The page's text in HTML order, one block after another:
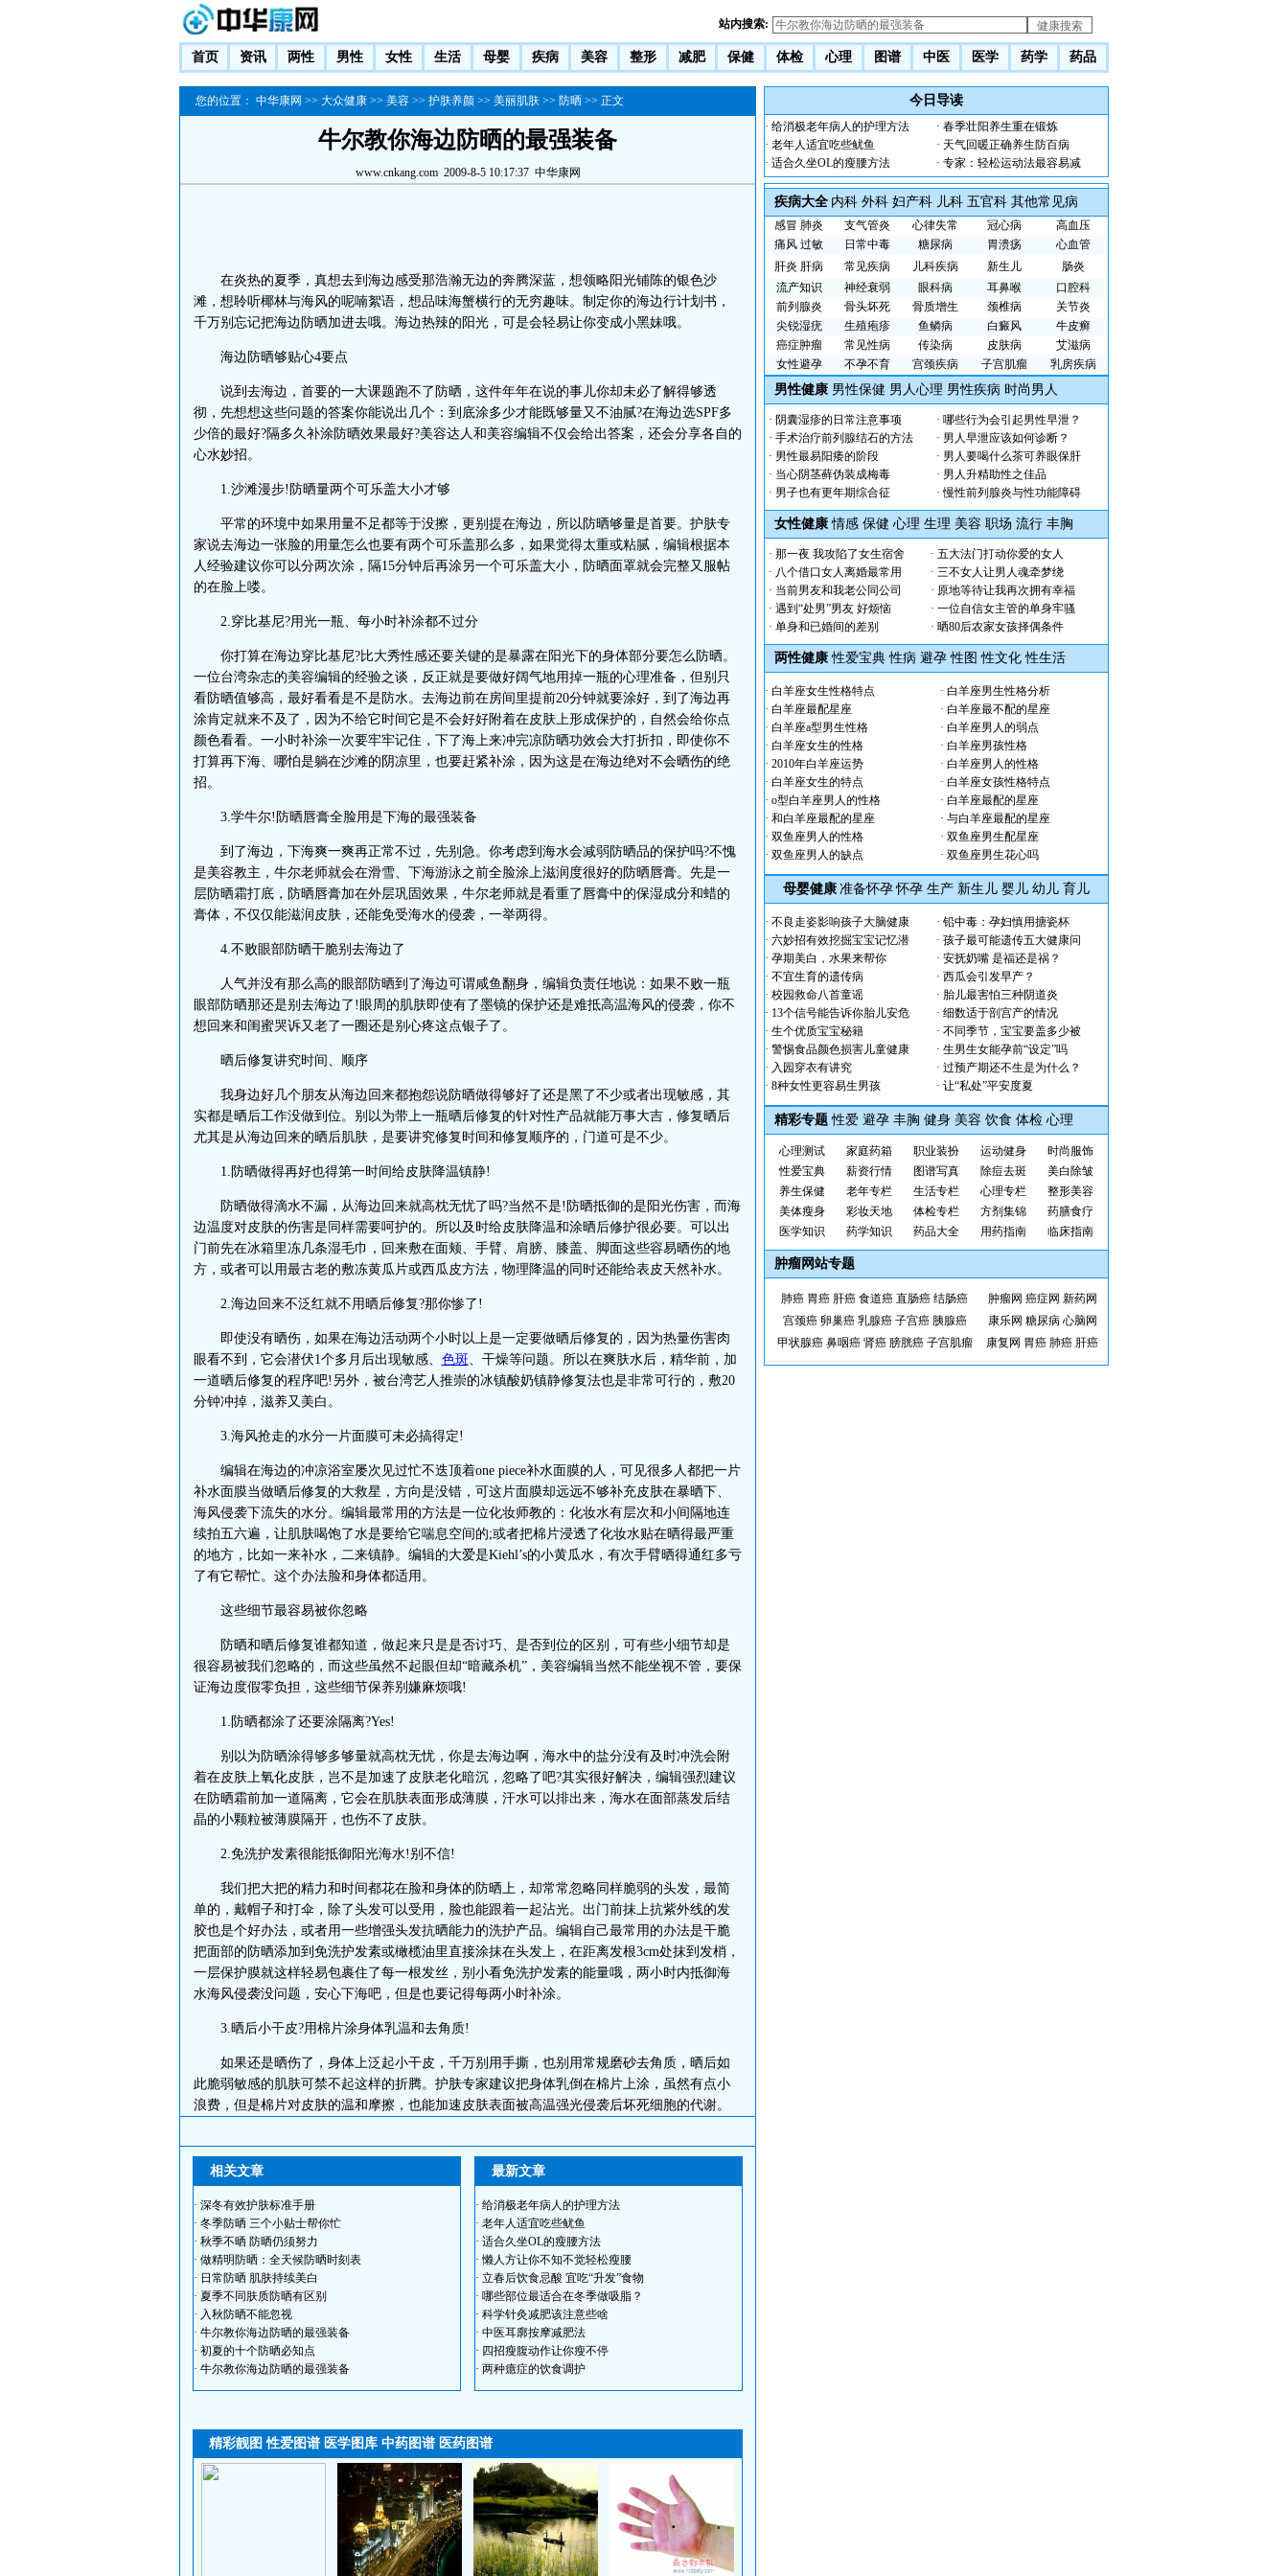
站内搜索:
首页 资讯 两性 男性 女性 生活 母婴 疾病 美容 整形 减肥 保健 体检 心理 图谱 中医 医学 药学 药品
您的位置： 中华康网 >> 大众健康 >> 美容 >> 护肤养颜 >> 美丽肌肤 >> 防晒 >> 正文
牛尔教你海边防晒的最强装备
www.cnkang.com2009-8-5 10:17:37 中华康网
在炎热的夏季，真想去到海边感受那浩瀚无边的奔腾深蓝，想领略阳光铺陈的银色沙
滩，想聆听椰林与海风的呢喃絮语，想品味海蟹横行的无穷趣味。制定你的海边行计划书，
千万别忘记把海边防晒加进去哦。海边热辣的阳光，可是会轻易让你变成小黑妹哦。
海边防晒够贴心4要点
说到去海边，首要的一大课题跑不了防晒，这件年年在说的事儿你却未必了解得够透
彻，先想想这些问题的答案你能说出几个：到底涂多少才能既够量又不油腻?在海边选SPF多
少倍的最好?隔多久补涂防晒效果最好?美容达人和美容编辑不仅会给出答案，还会分享各自的
心水妙招。
1.沙滩漫步!防晒量两个可乐盖大小才够
平常的环境中如果用量不足都等于没擦，更别提在海边，所以防晒够量是首要。护肤专
家说去海边一张脸的用量怎么也要有两个可乐盖那么多，如果觉得太重或粘腻，编辑根据本
人经验建议你可以分两次涂，隔15分钟后再涂另一个可乐盖大小，防晒面罩就会完整又服帖
的在脸上喽。
2.穿比基尼?用光一瓶、每小时补涂都不过分
你打算在海边穿比基尼?比大秀性感还要关键的是暴露在阳光下的身体部分要怎么防晒。
一位台湾杂志的美容编辑的经验之谈，反正就是要做好阔气地用掉一瓶的心理准备，但别只
看防晒值够高，最好看看是不是防水。去海边前在房间里提前20分钟就要涂好，到了海边再
涂肯定就来不及了，因为不给它时间它是不会好好附着在皮肤上形成保护的，自然会给你点
颜色看看。一小时补涂一次要牢牢记住，下了海上来冲完凉防晒功效会大打折扣，即使你不
打算再下海、哪怕是躺在沙滩的阴凉里，也要赶紧补涂，因为这是在海边绝对不会晒伤的绝
招。
3.学牛尔!防晒唇膏全脸用是下海的最强装备
到了海边，下海爽一爽再正常不过，先别急。你考虑到海水会减弱防晒品的保护吗?不愧
是美容教主，牛尔老师就会在滑雪、下海游泳之前全脸涂上滋润度很好的防晒唇膏。先是一
层防晒霜打底，防晒唇膏加在外层巩固效果，牛尔老师就是看重了唇膏中的保湿成分和蜡的
膏体，不仅仅能滋润皮肤，还能免受海水的侵袭，一举两得。
4.不败眼部防晒干脆别去海边了
人气并没有那么高的眼部防晒到了海边可谓咸鱼翻身，编辑负责任地说：如果不败一瓶
眼部防晒那还是别去海边了!眼周的肌肤即使有了墨镜的保护还是难抵高温海风的侵袭，你不
想回来和闺蜜哭诉又老了一圈还是别心疼这点银子了。
晒后修复讲究时间、顺序
我身边好几个朋友从海边回来都抱怨说防晒做得够好了还是黑了不少或者出现敏感，其
实都是晒后工作没做到位。别以为带上一瓶晒后修复的针对性产品就能万事大吉，修复晒后
尤其是从海边回来的晒后肌肤，是要讲究修复时间和修复顺序的，门道可是不少。
1.防晒做得再好也得第一时间给皮肤降温镇静!
防晒做得滴水不漏，从海边回来就高枕无忧了吗?当然不是!防晒抵御的是阳光伤害，而海
边温度对皮肤的伤害是同样需要呵护的。所以及时给皮肤降温和涂晒后修护很必要。可以出
门前先在冰箱里冻几条湿毛巾，回来敷在面颊、手臂、肩膀、膝盖、脚面这些容易晒伤的地
方，或者可以用最古老的敷冻黄瓜片或西瓜皮方法，物理降温的同时还能给表皮天然补水。
2.海边回来不泛红就不用晒后修复?那你惨了!
即使没有晒伤，如果在海边活动两个小时以上是一定要做晒后修复的，因为热量伤害肉
眼看不到，它会潜伏1个多月后出现敏感、 色斑、干燥等问题。所以在爽肤水后，精华前，加
一道晒后修复的程序吧!另外，被台湾艺人推崇的冰镇酸奶镇静修复法也是非常可行的，敷20
分钟冲掉，滋养又美白。
3.海风抢走的水分一片面膜可未必搞得定!
编辑在海边的冲凉浴室屡次见过忙不迭顶着one piece补水面膜的人，可见很多人都把一片
补水面膜当做晒后修复的大救星，方向是没错，可这片面膜却远远不够补充皮肤在暴晒下、
海风侵袭下流失的水分。编辑最常用的方法是一位化妆师教的：化妆水有层次和小间隔地连
续拍五六遍，让肌肤喝饱了水是要给它喘息空间的;或者把棉片浸透了化妆水贴在晒得最严重
的地方，比如一来补水，二来镇静。编辑的大爱是Kiehl’s的小黄瓜水，有次手臂晒得通红多亏
了有它帮忙。这个办法脸和身体都适用。
这些细节最容易被你忽略
防晒和晒后修复谁都知道，做起来只是是否讨巧、是否到位的区别，可有些小细节却是
很容易被我们忽略的，而这些虽然不起眼但却“暗藏杀机”，美容编辑当然不能坐视不管，要保
证海边度假零负担，这些细节保养别嫌麻烦哦!
1.防晒都涂了还要涂隔离?Yes!
别以为防晒涂得够多够量就高枕无忧，你是去海边啊，海水中的盐分没有及时冲洗会附
着在皮肤上氧化皮肤，岂不是加速了皮肤老化暗沉，忽略了吧?其实很好解决，编辑强烈建议
在防晒霜前加一道隔离，它会在肌肤表面形成薄膜，汗水可以排出来，海水在面部蒸发后结
晶的小颗粒被薄膜隔开，也伤不了皮肤。
2.免洗护发素很能抵御阳光海水!别不信!
我们把大把的精力和时间都花在脸和身体的防晒上，却常常忽略同样脆弱的头发，最简
单的，戴帽子和打伞，除了头发可以受用，脸也能跟着一起沾光。出门前抹上抗紫外线的发
胶也是个好办法，或者用一些增强头发抗晒能力的洗护产品。编辑自己最常用的办法是干脆
把面部的防晒添加到免洗护发素或橄榄油里直接涂抹在头发上，在距离发根3cm处抹到发梢，
一层保护膜就这样轻易包裹住了每一根发丝，别小看免洗护发素的能量哦，两小时内抵御海
水海风侵袭没问题，安心下海吧，但是也要记得每两小时补涂。
3.晒后小干皮?用棉片涂身体乳温和去角质!
如果还是晒伤了，身体上泛起小干皮，千万别用手撕，也别用常规磨砂去角质，晒后如
此脆弱敏感的肌肤可禁不起这样的折腾。护肤专家建议把身体乳倒在棉片上涂，虽然有点小
浪费，但是棉片对皮肤的温和摩擦，也能加速皮肤表面被高温强光侵袭后坏死细胞的代谢。
相关文章
· 深冬有效护肤标准手册
· 冬季防晒 三个小贴士帮你忙
· 秋季不晒 防晒仍须努力
· 做精明防晒：全天候防晒时刻表
· 日常防晒 肌肤持续美白
· 夏季不同肤质防晒有区别
· 入秋防晒不能忽视
· 牛尔教你海边防晒的最强装备
· 初夏的十个防晒必知点
· 牛尔教你海边防晒的最强装备
最新文章
· 给消极老年病人的护理方法
· 老年人适宜吃些鱿鱼
· 适合久坐OL的瘦腰方法
·懒人方让你不知不觉轻松瘦腰
· 立春后饮食忌酸 宜吃“升发”食物
· 哪些部位最适合在冬季做吸脂？
· 科学针灸减肥该注意些啥
· 中医耳廓按摩减肥法
· 四招瘦腹动作让你瘦不停
· 两种癔症的饮食调护
精彩靓图性爱图谱 医学图库 中药图谱 医药图谱
今日导读
· 给消极老年病人的护理方法
· 老年人适宜吃些鱿鱼
· 适合久坐OL的瘦腰方法
· 春季壮阳养生重在锻炼
· 天气回暖正确养生防百病
· 专家：轻松运动法最容易减
疾病大全 内科 外科 妇产科 儿科 五官科 其他常见病
感冒 肺炎 支气管炎 心律失常 冠心病
高血压
痛风 过敏 日常中毒 糖尿病 胃溃疡
心血管
肝炎 肝病 常见疾病 儿科疾病 新生儿
肠炎
流产知识
神经衰弱 眼科病 耳鼻喉
口腔科
前列腺炎
骨头坏死 骨质增生 颈椎病
关节炎
尖锐湿疣
生殖疱疹 鱼鳞病 白癜风
牛皮癣
癌症肿瘤
常见性病 传染病 皮肤病
艾滋病
女性避孕
不孕不育 宫颈疾病 子宫肌瘤 乳房疾病
男性健康 男性保健 男人心理 男性疾病 时尚男人
· 阴囊湿疹的日常注意事项 · 哪些行为会引起男性早泄？
· 手术治疗前列腺结石的方法 · 男人早泄应该如何诊断？
· 男性最易阳痿的阶段 · 男人要喝什么茶可养眼保肝
· 当心阴茎藓伪装成梅毒 · 男人升精助性之佳品
· 男子也有更年期综合征 ·慢性前列腺炎与性功能障碍
女性健康 情感 保健 心理 生理 美容 职场 流行 丰胸
· 那一夜 我攻陷了女生宿舍 · 五大法门打动你爱的女人
· 八个借口女人离婚最常用 · 三不女人让男人魂牵梦绕
· 当前男友和我老公同公司 · 原地等待让我再次拥有幸福
· 遇到“处男”男友 好烦恼 · 一位自信女主管的单身牢骚
· 单身和已婚间的差别 · 晒80后农家女孩择偶条件
两性健康 性爱宝典 性病 避孕 性图 性文化 性生活
· 白羊座女生性格特点 · 白羊座男生性格分析
· 白羊座最配星座 · 白羊座最不配的星座
· 白羊座a型男生性格 · 白羊座男人的弱点
· 白羊座女生的性格 · 白羊座男孩性格
· 2010年白羊座运势 · 白羊座男人的性格
· 白羊座女生的特点 · 白羊座女孩性格特点
· o型白羊座男人的性格 · 白羊座最配的星座
· 和白羊座最配的星座 · 与白羊座最配的星座
· 双鱼座男人的性格 · 双鱼座男生配星座
· 双鱼座男人的缺点 · 双鱼座男生花心吗
母婴健康 准备怀孕 怀孕 生产 新生儿 婴儿 幼儿 育儿
· 不良走姿影响孩子大脑健康 · 铅中毒：孕妇慎用搪瓷杯
· 六妙招有效挖掘宝宝记忆潜 · 孩子最可能遗传五大健康问
· 孕期美白，水果来帮你 · 安抚奶嘴 是福还是祸？
· 不宜生育的遗传病 · 西瓜会引发早产？
· 校园救命八首童谣 · 胎儿最害怕三种阴道炎
· 13个信号能告诉你胎儿安危 · 细数适于剖宫产的情况
· 生个优质宝宝秘籍 · 不同季节，宝宝要盖多少被
· 警惕食品颜色损害儿童健康 · 生男生女能孕前“设定”吗
· 入园穿衣有讲究 · 过预产期还不生是为什么？
· 8种女性更容易生男孩 · 让“私处”平安度夏
精彩专题 性爱 避孕 丰胸 健身 美容 饮食 体检 心理
心理测试 家庭药箱 职业装扮 运动健身 时尚服饰
性爱宝典
薪资行情 图谱写真 除痘去斑 美白 除皱
养生保健
老年专栏 生活专栏 心理专栏
整形美容
美体瘦身
彩妆天地 体检专栏 方剂集锦
药膳食疗
医学知识
药学知识 药品大全 用药指南 临床指南
肿瘤网站专题
肺癌 胃癌 肝癌 食道癌 直肠癌 结肠癌 肿瘤网 癌症网 新药网
宫颈癌 卵巢癌 乳腺癌 子宫癌 胰腺癌 康乐网 糖尿病 心脑网
甲状腺癌 鼻咽癌 肾癌 膀胱癌 子宫肌瘤 康复网 胃癌 肺癌 肝癌